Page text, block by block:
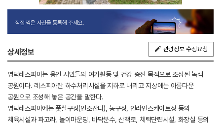
직접 찍은 사진을 등록해 주세요.
상세정보 관광정보 수정요청
영덕레스피아는 용인 시민들의 여가활동 및 건강 증진 목적으로 조성된 녹색
공원이다. 레스피아란 하수처리시설을 지하로 내리고 지상에는 아름다운
공원으로 조성해 놓은 공간을 말한다.
영덕레스피아에는 풋살구장(인조잔디), 농구장, 인라인스케이트장 등의
체육시설과 파고라, 놀이마운딩, 바닥분수, 산책로, 체력단련시설, 화장실 등의